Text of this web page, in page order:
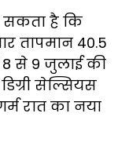
सकता है कि
तापमान 40.5
8 से 9 जुलाई की
सेल्सियस
रात का नया